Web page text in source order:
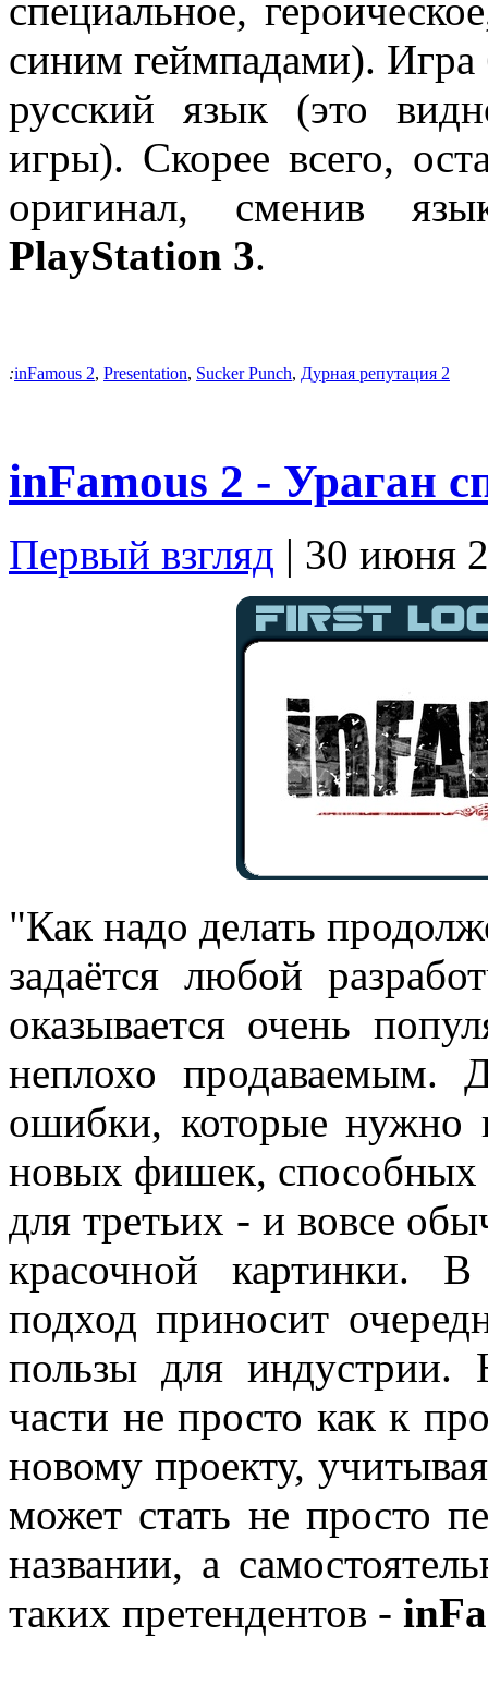
специальное,
синим геймпадами). Игра
русский язык (это
игры). Скорее всего,
оригинал, сменив
PlayStation 3.
:inFamous 2, Presentation, Sucker Punch, Дурная репутация 2
inFamous 2 - Ураган
Первый взгляд | 30 июня
"Как надо делать
задаётся любой
оказывается очень
неплохо продаваемым.
ошибки, которые нужно
новых фишек, способных
для третьих - и вовсе
красочной картинки.
подход приносит
пользы для индустрии.
части не просто как к
новому проекту,
может стать не просто
названии, а
таких претендентов -